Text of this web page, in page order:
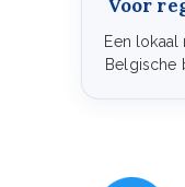
Voor
Een
Belgische